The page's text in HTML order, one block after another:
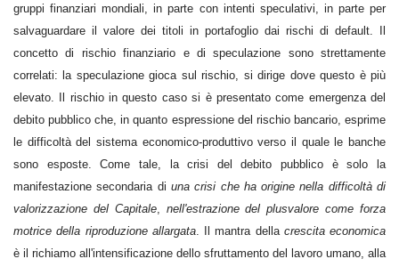
gruppi finanziari mondiali, in parte con intenti speculativi, in parte per
salvaguardare il valore dei titoli in portafoglio dai rischi di default. Il
concetto di rischio finanziario e di speculazione sono strettamente
correlati: la speculazione gioca sul rischio, si dirige dove questo è più
elevato. Il rischio in questo caso si è presentato come emergenza del
debito pubblico che, in quanto espressione del rischio bancario, esprime
le difficoltà del sistema economico-produttivo verso il quale le banche
sono esposte. Come tale, la crisi del debito pubblico è solo la
manifestazione secondaria di una crisi che ha origine nella difficoltà di
valorizzazione del Capitale, nell'estrazione del plusvalore come forza
motrice della riproduzione allargata. Il mantra della crescita economica
è il richiamo all'intensificazione dello sfruttamento del lavoro umano, alla